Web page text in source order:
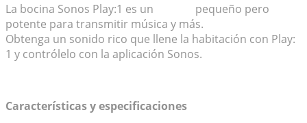
La bocina Sonos Play:1 es un
pequeño pero
potente para transmitir música y más.
Obtenga un sonido rico que llene la habitación con Play:
1 y contrólelo con la aplicación Sonos.
Características y especificaciones